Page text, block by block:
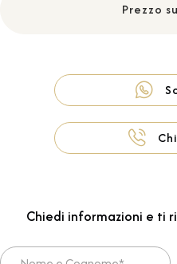
Prezzo
Chiedi informazioni e ti
Nome e Cognome*